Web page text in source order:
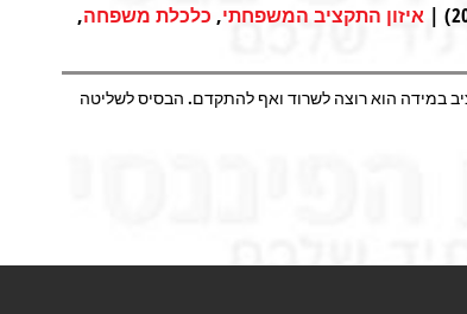
איזון התקציב המשפחתי, כלכלת משפחה,
במידה הוא רוצה לשרוד ואף להתקדם. הבסיס לשליטה